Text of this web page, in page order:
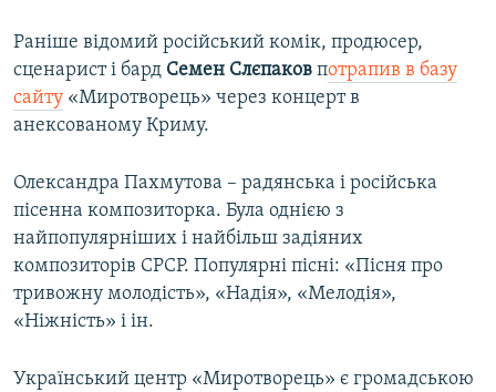
Раніше відомий російський комік, продюсер,
сценарист і бард Семен Слєпаков потрапив в базу
сайту «Миротворець» через концерт в
анексованому Криму.
Олександра Пахмутова – радянська і російська
пісенна композиторка. Була однією з
найпопулярніших і найбільш задіяних
композиторів СРСР. Популярні пісні: «Пісня про
тривожну молодість», «Надія», «Мелодія»,
«Ніжність» і ін.
Український центр «Миротворець» є громадською